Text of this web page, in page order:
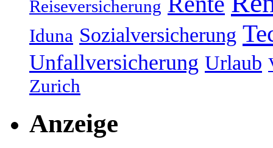
Reiseversicherung
Iduna Sozialversicherung
Unfallversicherung Urlaub
Zurich
Anzeige